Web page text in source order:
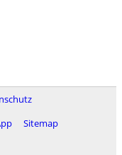
Sitemap